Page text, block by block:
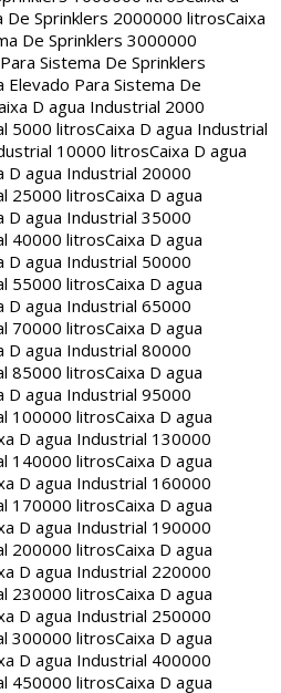
De Sprinklers 2000000 litrosCaixa
De Sprinklers 3000000
Sistema De Sprinklers
Elevado Para Sistema De
D agua Industrial 2000
5000 litrosCaixa D agua Industrial
10000 litrosCaixa D agua
D agua Industrial 20000
25000 litrosCaixa D agua
D agua Industrial 35000
40000 litrosCaixa D agua
D agua Industrial 50000
55000 litrosCaixa D agua
D agua Industrial 65000
70000 litrosCaixa D agua
D agua Industrial 80000
85000 litrosCaixa D agua
D agua Industrial 95000
100000 litrosCaixa D agua
D agua Industrial 130000
140000 litrosCaixa D agua
D agua Industrial 160000
170000 litrosCaixa D agua
D agua Industrial 190000
200000 litrosCaixa D agua
D agua Industrial 220000
230000 litrosCaixa D agua
D agua Industrial 250000
300000 litrosCaixa D agua
D agua Industrial 400000
450000 litrosCaixa D agua